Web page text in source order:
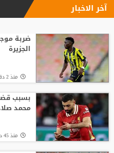
مبكرًا
انطلاق
العاشرة
آخر الاخبار
ضربة
الجزيرة
منذ 2 دقيقة
بسبب
محمد
منذ 45 دقيقة